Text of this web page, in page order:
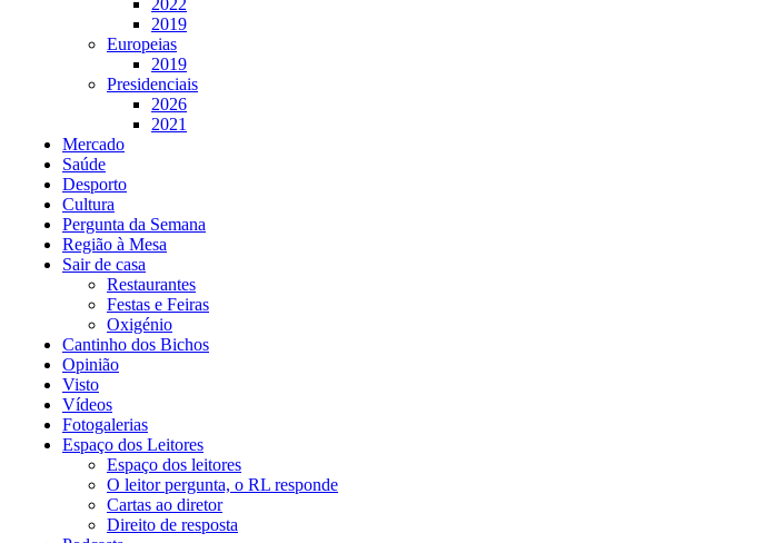
2019
Europeias
2019
Presidenciais
2026
2021
Mercado
Saúde
Desporto
Cultura
Pergunta da Semana
Região à Mesa
Sair de casa
Restaurantes
Festas e Feiras
Oxigénio
Cantinho dos Bichos
Opinião
Visto
Vídeos
Fotogalerias
Espaço dos Leitores
Espaço dos leitores
O leitor pergunta, o RL responde
Cartas ao diretor
Direito de resposta